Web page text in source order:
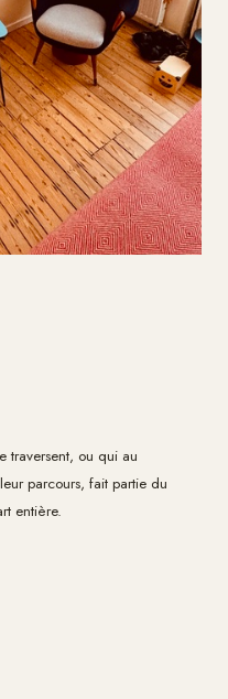
traversent, ou qui au
parcours, fait partie du
entière.